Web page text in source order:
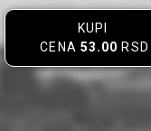
KUPI
CENA 53.00 RSD